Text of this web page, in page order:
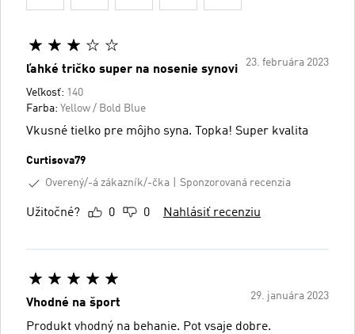
23. februára 2023
ľahké tričko super na nosenie synovi
Veľkosť: 140
Farba: Yellow / Bold Blue
Vkusné tielko pre môjho syna. Topka! Super kvalita
Curtisova79
Overený/-á zákazník/-čka
Sponzorovaná recenzia
Užitočné? 0 0 Nahlásiť recenziu
29. januára 2023
Vhodné na šport
Produkt vhodný na behanie. Pot vsaje dobre.